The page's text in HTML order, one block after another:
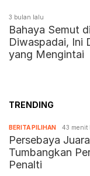
3 bulan lalu
Bahaya Semut
Diwaspadai, Ini
yang Mengintai
TRENDING
BERITA PILIHAN 43 menit
Persebaya
Tumbangkan
Penalti